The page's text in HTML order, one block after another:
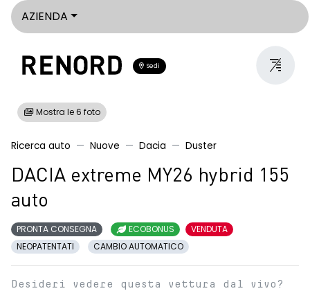
AZIENDA
Sedi
Mostra le 6 foto
Ricerca auto Nuove Dacia Duster
DACIA extreme MY26 hybrid 155
auto
PRONTA CONSEGNA ECOBONUS
VENDUTA
NEOPATENTATI
CAMBIO AUTOMATICO
Desideri vedere questa vettura dal vivo?